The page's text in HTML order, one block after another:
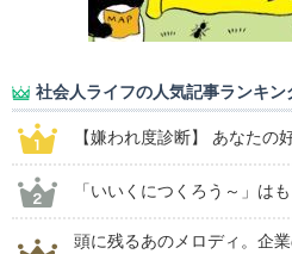
社会人ライフの人気記事ランキン
【嫌われ度診断】 あなたの
「いいくにつくろう～」
頭に残るあのメロディ。企